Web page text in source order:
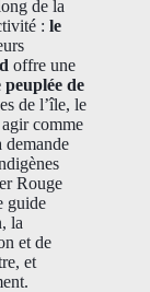
de la
: le
offre une
de
de l’île, le
comme
demande
Rouge
guide
la
et de
et